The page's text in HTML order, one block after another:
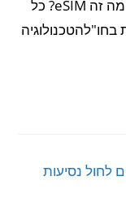
ביותר לפתרונות תקשורת וגלישה בחו"ל מה זה eSIM? כל